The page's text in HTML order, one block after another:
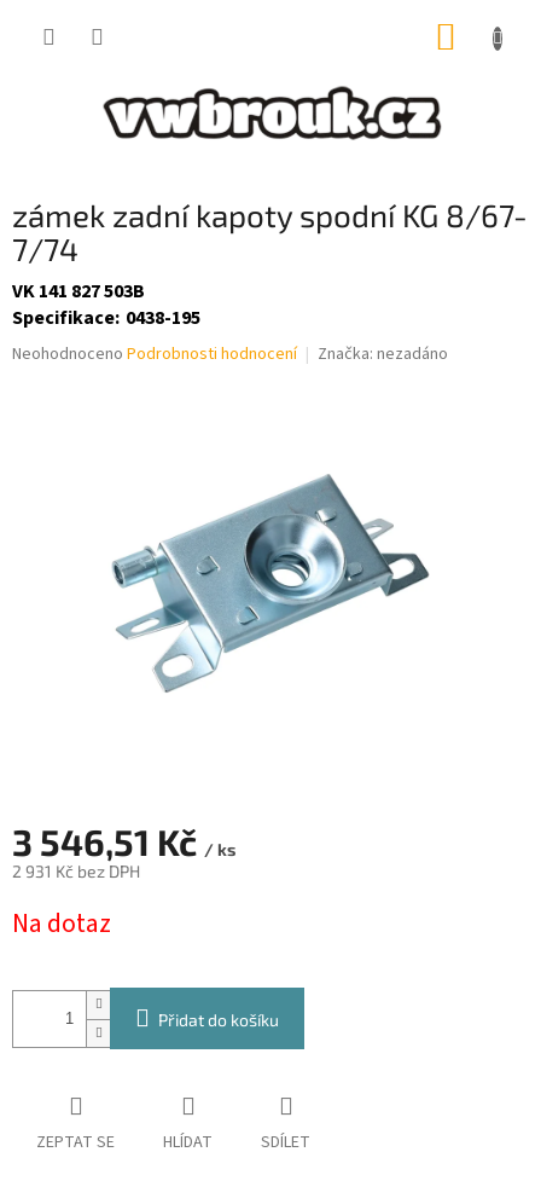
zámek zadní kapoty spodní KG 8/67-
7/74
VK 141 827 503B
Specifikace: 0438-195
Průměrné
Neohodnoceno Podrobnosti hodnocení Značka: nezadáno
3 546,51 Kč / ks
2 931 Kč bez DPH
cena:
Na dotaz
Přidat do košíku
ZEPTAT SE HLÍDAT SDÍLET